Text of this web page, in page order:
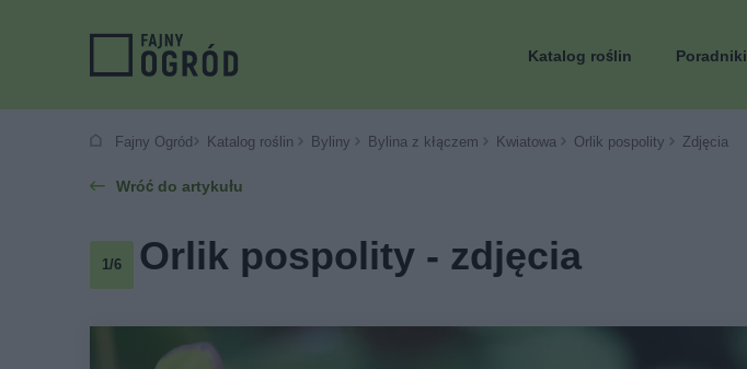
Katalog roślin Poradniki
Fajny Ogród Katalog roślin Byliny Bylina z kłączem Kwiatowa Orlik pospolity Zdjęcia
Wróć do artykułu
1/6 Orlik pospolity - zdjęcia